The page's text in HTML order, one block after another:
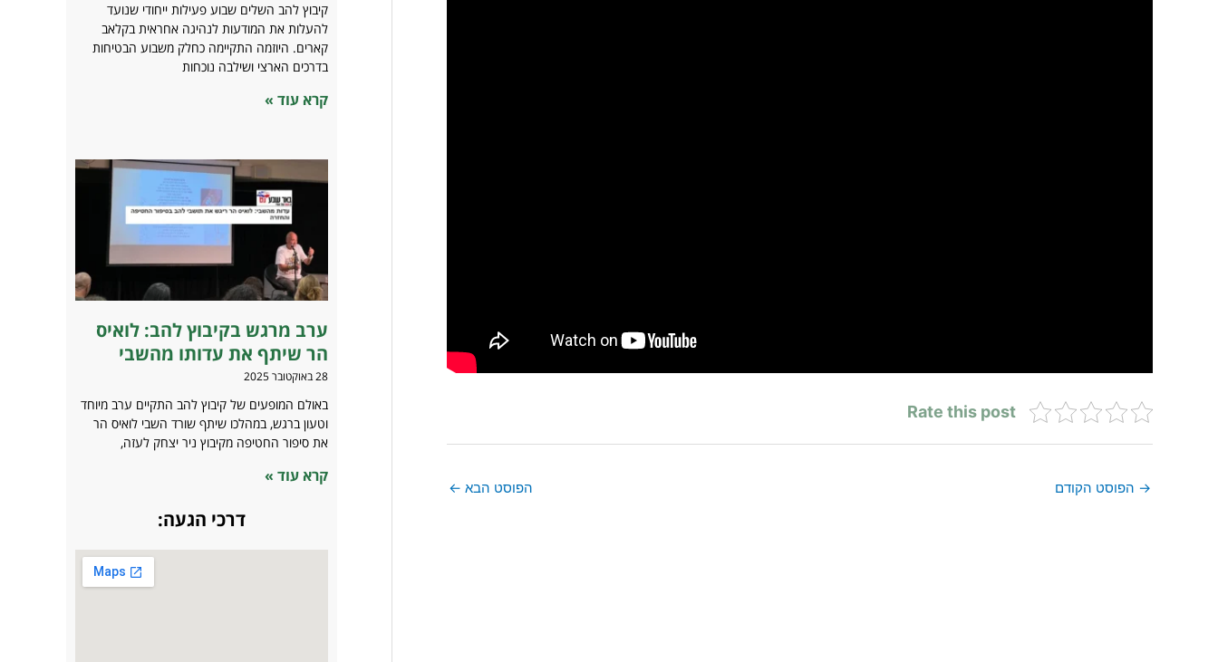
Rate this post
→ הפוסט הקודם הפוסט הבא ←
קיבוץ להב השלים שבוע פעילות ייחודי שנועד
להעלות את המודעות לנהיגה אחראית בקלאב
קארים. היוזמה התקיימה כחלק משבוע הבטיחות
בדרכים הארצי ושילבה נוכחות
קרא עוד »
ערב מרגש בקיבוץ להב: לואיס
הר שיתף את עדותו מהשבי
28 באוקטובר 2025
באולם המופעים של קיבוץ להב התקיים ערב מיוחד
וטעון ברגש, במהלכו שיתף שורד השבי לואיס הר
את סיפור החטיפה מקיבוץ ניר יצחק לעזה,
קרא עוד »
דרכי הגעה: